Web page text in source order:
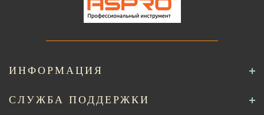
ИНФОРМАЦИЯ
СЛУЖБА ПОДДЕРЖКИ